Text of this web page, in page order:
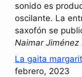
sonido es
oscilante. La
saxofón se
Naimar Jiménez
La gaita
febrero, 2023